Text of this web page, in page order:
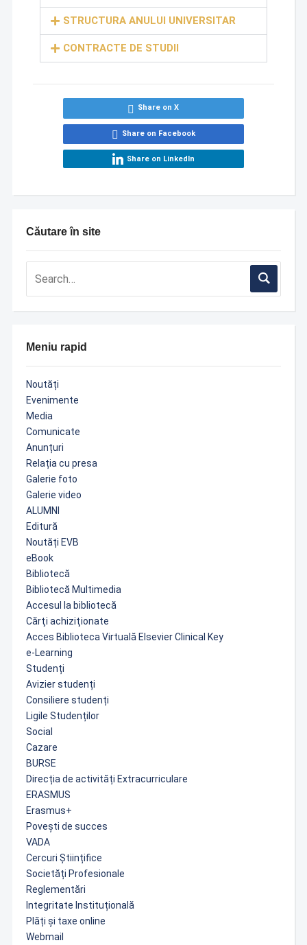
Căutare în site
Meniu rapid
Noutăți
Evenimente
Media
Comunicate
Anunțuri
Relația cu presa
Galerie foto
Galerie video
ALUMNI
Editură
Noutăți EVB
eBook
Bibliotecă
Bibliotecă Multimedia
Accesul la bibliotecă
Cărţi achiziţionate
Acces Biblioteca Virtuală Elsevier Clinical Key
e-Learning
Studenți
Avizier studenți
Consiliere studenți
Ligile Studenților
Social
Cazare
BURSE
Direcția de activități Extracurriculare
ERASMUS
Erasmus+
Povești de succes
VADA
Cercuri Științifice
Societăți Profesionale
Reglementări
Integritate Instituțională
Plăți și taxe online
Webmail
STRUCTURA ANULUI UNIVERSITAR
CONTRACTE DE STUDII
Share on X
Share on Facebook
Share on LinkedIn